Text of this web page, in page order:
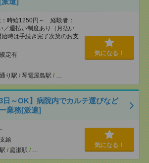
：時給1250円～ 経験者：
週払い制度あり（月払い
時は手続き完了次第のお支
定有
り駅 / 琴電屋島駅 / …
気になる！
日～OK】病院内でカルテ運びなど
業務[派遣]
給
/ 庭瀬駅 / …
気になる！